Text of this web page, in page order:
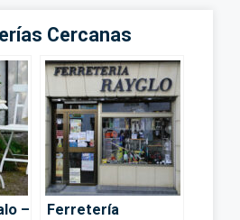
Cercanas
–
Ferretería